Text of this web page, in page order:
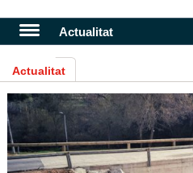
Actualitat
Actualitat